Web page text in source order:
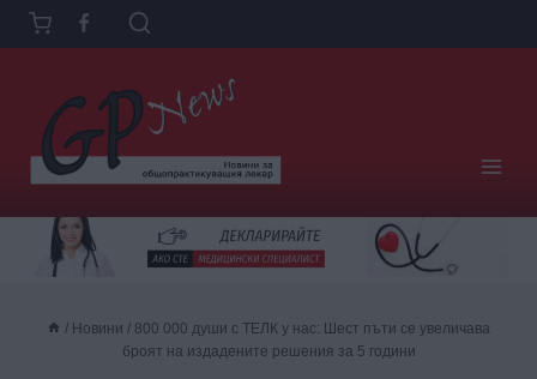
Към
съдържанието
/ Новини / 800 000 души с ТЕЛК у нас: Шест пъти се увеличава
броят на издадените решения за 5 години